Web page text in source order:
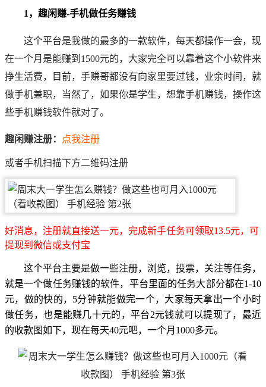
1，趣闲赚-手机做任务赚钱
这个平台是我做的最多的一款软件，每天都操作一会，现
在一个月是能赚到1500元的，大家完全可以靠着这个小软件来
挣生活费，目前， 手赚哥都没有向家里要过钱，业余时间，就
做手机兼职，当然了，如果你是学生，想靠手机赚钱，操作这
些手机赚钱软件就对了。
趣闲赚注册： 点我注册
或者手机扫描下方二维码注册
好消息，注册就直接送一元，完成新手任务可领取13.5元，可
提现到微信或支付宝
这个平台主要是做一些注册，浏览，投票，关注等任务，
就是一个做任务赚钱的软件，平台里面的任务大部分都在1-10
元，做的快的，5分钟就能做完一个，大家每天拿出一个小时
做任务，也是能赚几十元的，平台2元钱就可以提现了，最近
的收款图如下，现在每天40元吧，一个月1000多元。